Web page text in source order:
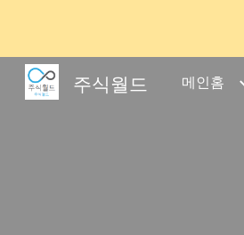
주식월드 메인홈